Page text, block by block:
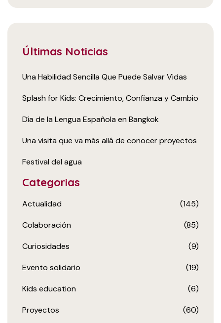
Últimas Noticias
Una Habilidad Sencilla Que Puede Salvar Vidas
Splash for Kids: Crecimiento, Confianza y Cambio
Día de la Lengua Española en Bangkok
Una visita que va más allá de conocer proyectos
Festival del agua
Categorias
Actualidad (145)
Colaboración (85)
Curiosidades (9)
Evento solidario (19)
Kids education (6)
Proyectos (60)